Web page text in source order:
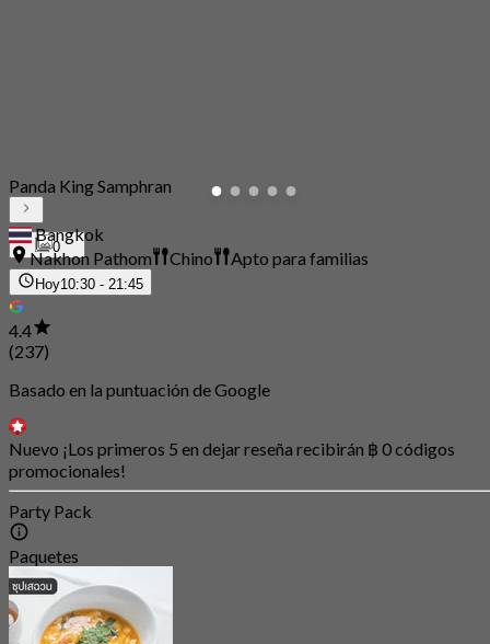
0
Panda King Samphran
Bangkok
Nakhon Pathom
Chino Apto para familias
Hoy10:30 - 21:45
4.4
(237)
Basado en la puntuación de Google
Nuevo ¡Los primeros 5 en dejar reseña recibirán ฿ 0 códigos
promocionales!
Party Pack
Paquetes